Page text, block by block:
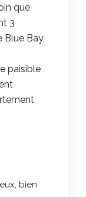
que
3
Blue Bay,
paisible
bien